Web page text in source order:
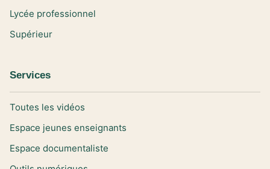
Lycée professionnel
Supérieur
Services
Toutes les vidéos
Espace jeunes enseignants
Espace documentaliste